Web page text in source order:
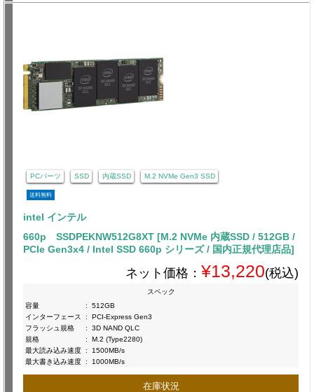
PCパーツ SSD 内蔵SSD M.2 NVMe Gen3 SSD
送料無料
intel インテル
660p SSDPEKNW512G8XT [M.2 NVMe 内蔵SSD / 512GB /
PCIe Gen3x4 / Intel SSD 660p シリーズ / 国内正規代理店品]
ネット価格： ¥13,220(税込)
スペック
容量
:
512GB
インターフェース
:
PCI-Express Gen3
フラッシュ規格
:
3D NAND QLC
規格
:
M.2 (Type2280)
最大読み込み速度 :
1500MB/s
最大書き込み速度 : 1000MB/s
在庫状況